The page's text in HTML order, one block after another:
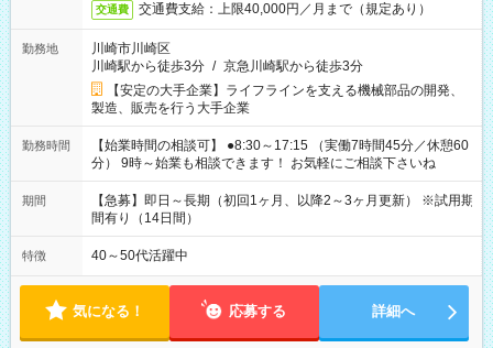
交通費 交通費支給：上限40,000円／月まで（規定あり）
勤務地
川崎市川崎区
川崎駅から徒歩3分 / 京急川崎駅から徒歩3分
【安定の大手企業】ライフラインを支える機械部品の開発、
製造、販売を行う大手企業
勤務時間
【始業時間の相談可】 ●8:30～17:15 （実働7時間45分／休憩60
分） 9時～始業も相談できます！ お気軽にご相談下さいね
期間
【急募】即日～長期（初回1ヶ月、以降2～3ヶ月更新） ※試用期
間有り（14日間）
特徴 40～50代活躍中
気になる！ 応募する 詳細へ